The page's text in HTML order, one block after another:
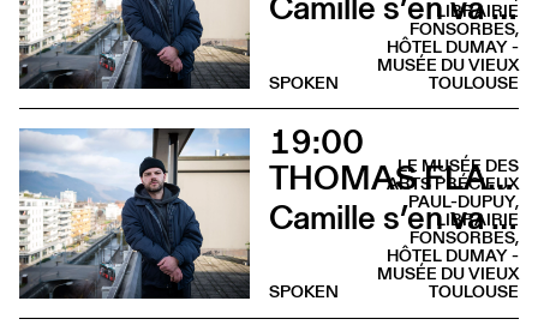
LIBRAIRIE
FONSORBES,
HÔTEL DUMAY -
MUSÉE DU VIEUX
TOULOUSE
SPOKEN
19:00
THOMAS FLAHAUT
Camille s’en va (Rencontre - Librairie Fonsorbes)
LE MUSÉE DES
ARTS PRÉCIEUX
PAUL-DUPUY,
LIBRAIRIE
FONSORBES,
HÔTEL DUMAY -
MUSÉE DU VIEUX
TOULOUSE
SPOKEN